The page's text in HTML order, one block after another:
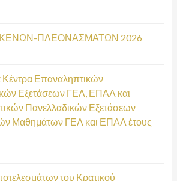
ΠΛΕΟΝΑΣΜΑΤΩΝ 2026
Κέντρα Επαναληπτικών
Εξετάσεων ΓΕΛ, ΕΠΑΛ και
Πανελλαδικών Εξετάσεων
Μαθημάτων ΓΕΛ και ΕΠΑΛ έτους
του Κρατικού